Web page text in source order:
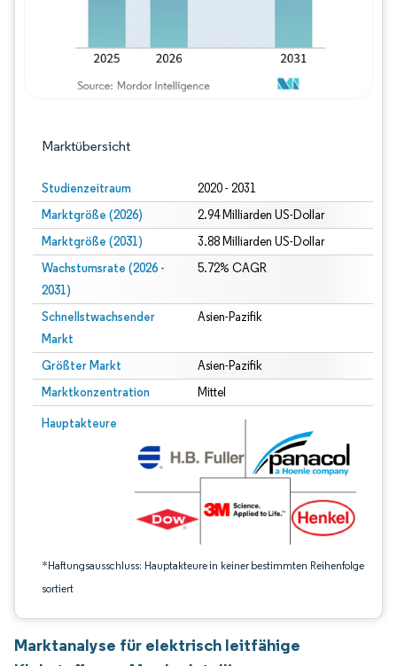
Marktübersicht
Studienzeitraum 2020 - 2031
Marktgröße (2026) 2.94 Milliarden US-Dollar
Marktgröße (2031) 3.88 Milliarden US-Dollar
Wachstumsrate (2026 -
2031)
5.72% CAGR
Schnellstwachsender
Markt
Asien-Pazifik
Größter Markt Asien-Pazifik
Marktkonzentration Mittel
Hauptakteure
*Haftungsausschluss: Hauptakteure in keiner bestimmten Reihenfolge
sortiert
Bild © Mordor Intelligence. Wiederverwendung erfordert Namensnennung
Marktanalyse für elektrisch leitfähige